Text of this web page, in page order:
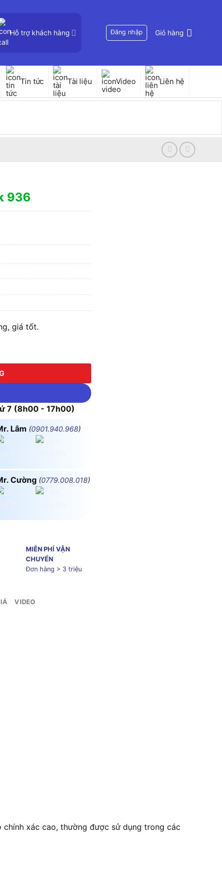
Hỗ trợ khách hàng Đăng nhập Giỏ hàng
Tin tức Tài liệu Video Liên hệ
936
giá tốt.
7 (8h00 - 17h00)
Lâm (0901.940.968)
Cường (0779.008.018)
MIỄN PHÍ VẬN
CHUYỂN
Đơn hàng > 3 triệu
VIDEO
chính xác cao, thường được sử dụng trong các